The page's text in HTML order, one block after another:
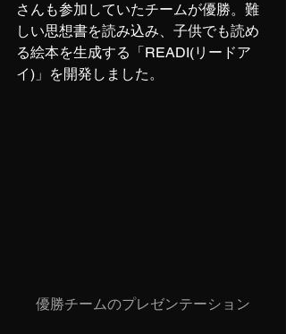
さんも参加していたチームが優勝。難
しい思想書を読み込み、子供でも読め
る絵本を生成する「READI(リードア
イ)」を開発しました。
優勝チームのプレゼンテーション